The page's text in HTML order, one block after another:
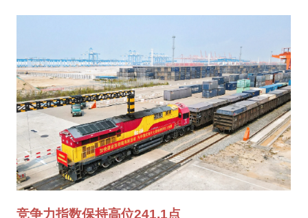
竞争力指数保持高位241.1点